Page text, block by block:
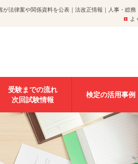
法律案や関係資料を公表｜法改正情報｜人事・総
よ
受験までの流れ
次回試験情報
検定の活用事例